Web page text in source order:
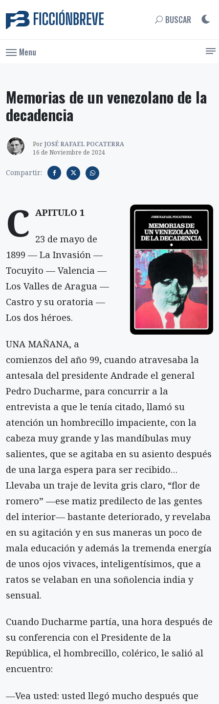
BUSCAR
Menu
Memorias de un venezolano de la
decadencia
Por JOSÉ RAFAEL POCATERRA
16 de Noviembre de 2024
Compartir:
C APITULO 1
23 de mayo de
1899 — La Invasión —
Tocuyito — Valencia —
Los Valles de Aragua —
Castro y su oratoria —
Los dos héroes.
UNA MAÑANA, a
comienzos del año 99, cuando atravesaba la
antesala del presidente Andrade el general
Pedro Ducharme, para concurrir a la
entrevista a que le tenía citado, llamó su
atención un hombrecillo impaciente, con la
cabeza muy grande y las mandíbulas muy
salientes, que se agitaba en su asiento después
de una larga espera para ser recibido…
Llevaba un traje de levita gris claro, “flor de
romero” —ese matiz predilecto de las gentes
del interior— bastante deteriorado, y revelaba
en su agitación y en sus maneras un poco de
mala educación y además la tremenda energía
de unos ojos vivaces, inteligentísimos, que a
ratos se velaban en una soñolencia india y
sensual.
Cuando Ducharme partía, una hora después de
su conferencia con el Presidente de la
República, el hombrecillo, colérico, le salió al
encuentro:
—Vea usted: usted llegó mucho después que